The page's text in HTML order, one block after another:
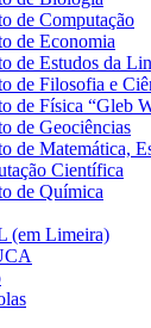
de Computação
de Economia
de Estudos da
de Filosofia e
de Física “Gleb
de Geociências
de Matemática,
Científica
de Química
(em Limeira)